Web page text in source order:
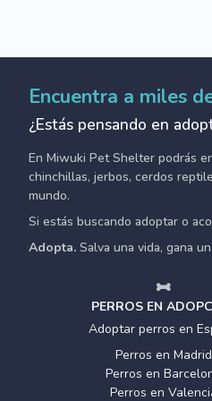
Encuentra a miles
¿Estás pensando en
En Miwuki Pet Shelter podrás
chinchillas, jerbos, cerdos
mundo.
Si estás buscando adoptar o
Adopta. Salva una vida, gana
PERROS EN
Adoptar perros en
Perros en Madrid
Perros en
Perros en